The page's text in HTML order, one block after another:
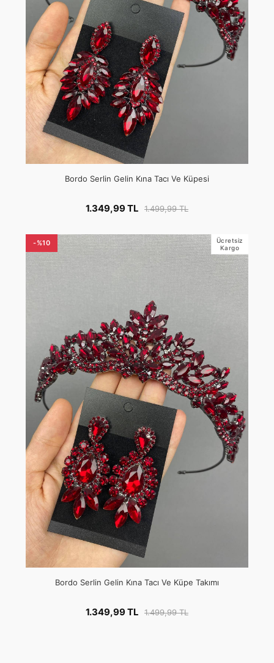
Bordo Serlin Gelin Kına Tacı Ve Küpesi
1.349,99 TL 1.499,99 TL
-%10
Ücretsiz
Kargo
Bordo Serlin Gelin Kına Tacı Ve Küpe Takımı
1.349,99 TL 1.499,99 TL